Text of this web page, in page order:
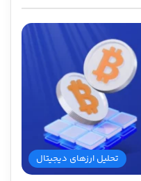
تحلیل ارزهای دیجیتال